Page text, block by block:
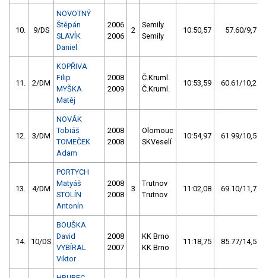
10. 9/DS
NOVOTNÝ
Štěpán
SLAVÍK
Daniel
2006
2006
2
Semily
Semily
10:50,57 57.60/9,7
11. 2/DM
KOPŘIVA
Filip
MYŠKA
Matěj
2008
2009
Č.Kruml.
Č.Kruml.
10:53,59 60.61/10,2
12. 3/DM
NOVÁK
Tobiáš
TOMEČEK
Adam
2008
2008
Olomouc
SKVeselí
10:54,97 61.99/10,5
13. 4/DM
PORTYCH
Matyáš
STOLÍN
Antonín
2008
2008
3
Trutnov
Trutnov
11:02,08 69.10/11,7
14. 10/DS
BOUŠKA
David
VYBÍRAL
Viktor
2008
2007
KK Brno
KK Brno
11:18,75 85.77/14,5